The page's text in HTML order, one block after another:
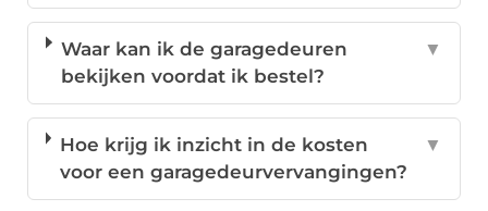
Waar kan ik de garagedeuren
bekijken voordat ik bestel?
▼
Hoe krijg ik inzicht in de kosten
voor een garagedeurvervangingen?
▼